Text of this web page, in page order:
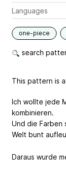
Languages
one-piece
search
This pattern is
Ich wollte jede
kombinieren.
Und die Farben
Welt bunt
Daraus wurde